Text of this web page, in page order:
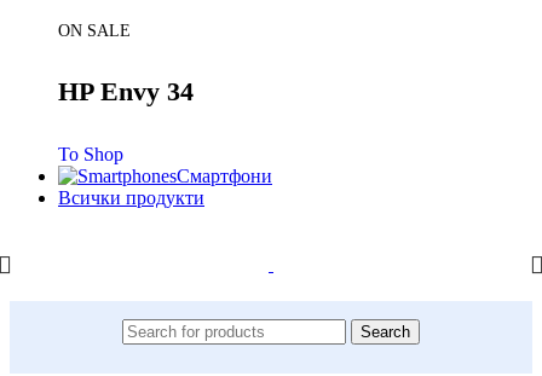
ON SALE
HP Envy 34
To Shop
Смартфони
Всички продукти
Search